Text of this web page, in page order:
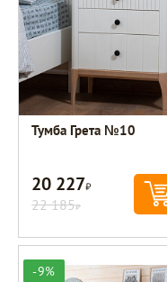
Тумба Грета №10
20 227Р
22 185Р
-9%